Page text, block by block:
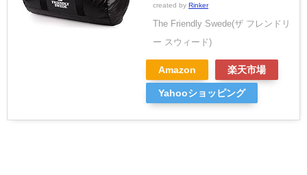
created by Rinker
The Friendly Swede(ザ フレンドリ
ー スウィード)
Amazon 楽天市場
Yahooショッピング